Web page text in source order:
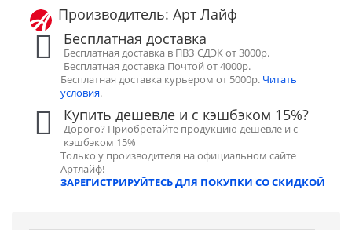
Производитель: Арт Лайф
Бесплатная доставка
Бесплатная доставка в ПВЗ СДЭК от 3000р.
Бесплатная доставка Почтой от 4000р.
Бесплатная доставка курьером от 5000р. Читать
условия.
Купить дешевле и с кэшбэком 15%?
Дорого? Приобретайте продукцию дешевле и с
кэшбэком 15%
Только у производителя на официальном сайте
Артлайф!
ЗАРЕГИСТРИРУЙТЕСЬ ДЛЯ ПОКУПКИ СО СКИДКОЙ